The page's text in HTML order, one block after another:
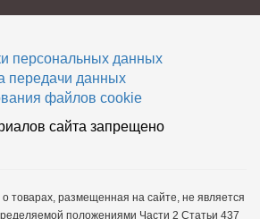
персональных данных
передачи данных
файлов cookie
сайта запрещено
товарах, размещенная на сайте, не является
положениями Части 2 Статьи 437